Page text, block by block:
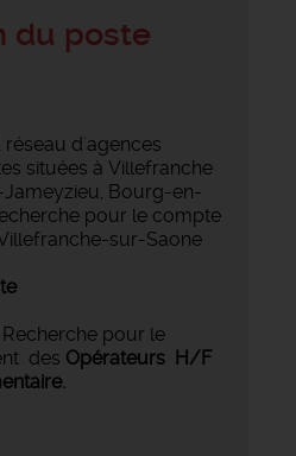
du poste
réseau d'agences
situées à Villefranche
Jameyzieu, Bourg-en-
pour le compte
sur-Saone
Recherche pour le
des Opérateurs H/F